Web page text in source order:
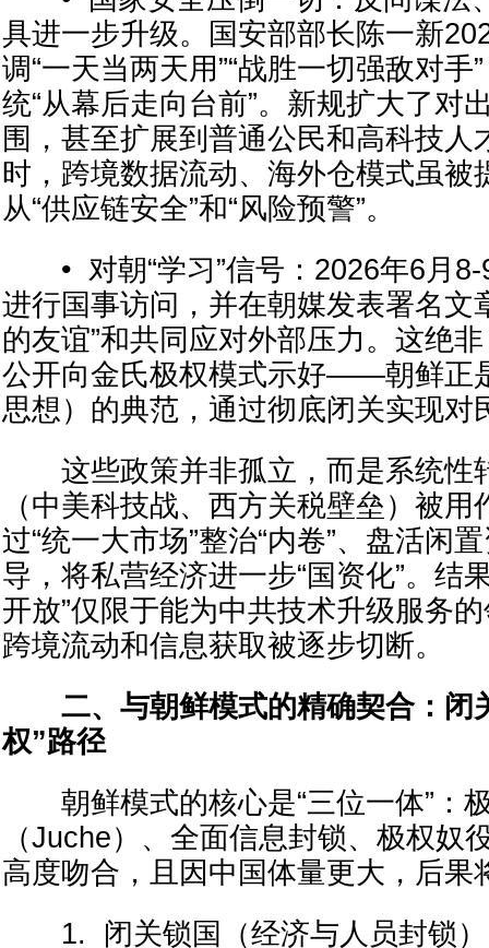
具进一步升级。国安部部长陈一新
调“一天当两天用”“战胜一切强敌对手
统“从幕后走向台前”。新规扩大了对
围，甚至扩展到普通公民和高科技人
时，跨境数据流动、海外仓模式虽被
从“供应链安全”和“风险预警”。
• 对朝“学习”信号：2026年6月8-
进行国事访问，并在朝媒发表署名文
的友谊”和共同应对外部压力。这绝
公开向金氏极权模式示好——朝鲜正
思想）的典范，通过彻底闭关实现对
这些政策并非孤立，而是系统性
（中美科技战、西方关税壁垒）被
过“统一大市场”整治“内卷”、盘活闲
导，将私营经济进一步“国资化”。结
开放”仅限于能为中共技术升级服务
跨境流动和信息获取被逐步切断。
二、与朝鲜模式的精确契合：闭
权”路径
朝鲜模式的核心是“三位一体”：
（Juche）、全面信息封锁、极权奴
高度吻合，且因中国体量更大，后果
1. 闭关锁国（经济与人员封锁）